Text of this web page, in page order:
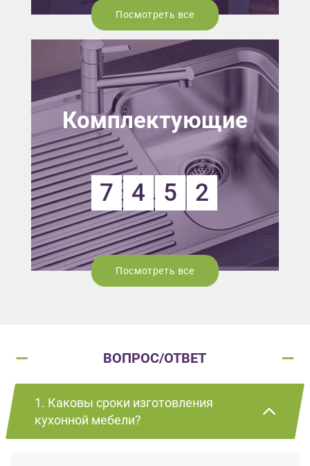
Посмотреть все
Комплектующие
7 4 5 2
Посмотреть все
ВОПРОС/ОТВЕТ
1. Каковы сроки изготовления
кухонной мебели?